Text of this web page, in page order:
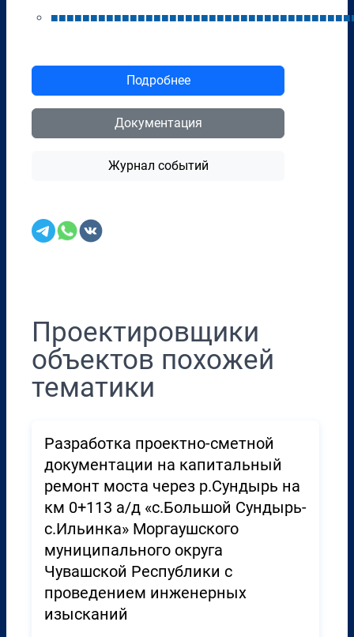
■■■■■■■■■■■■■■■■■■■■■■■■■■■■■■■■■■■■■■
Подробнее
Документация
Журнал событий
Проектировщики
объектов похожей
тематики
Разработка проектно-сметной
документации на капитальный
ремонт моста через р.Сундырь на
км 0+113 а/д «с.Большой Сундырь-
с.Ильинка» Моргаушского
муниципального округа
Чувашской Республики с
проведением инженерных
изысканий